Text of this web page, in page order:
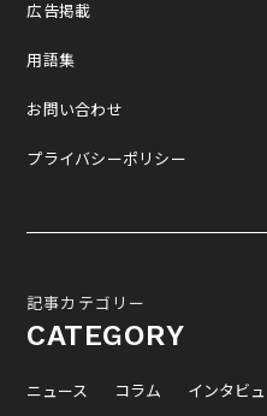
広告掲載
用語集
お問い合わせ
プライバシーポリシー
記事カテゴリー
CATEGORY
ニュース コラム インタビ